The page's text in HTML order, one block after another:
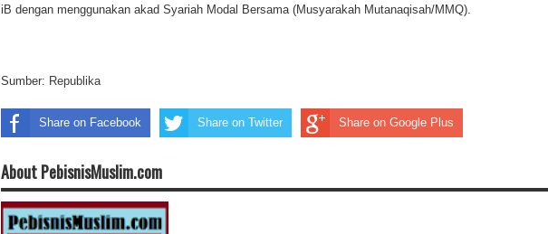
iB dengan menggunakan akad Syariah Modal Bersama (Musyarakah Mutanaqisah/MMQ).
Sumber: Republika
Share on Facebook Share on Twitter Share on Google Plus
About PebisnisMuslim.com